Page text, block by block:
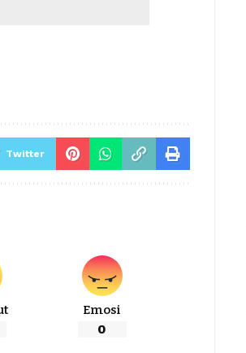
Twitter
Emosi
0